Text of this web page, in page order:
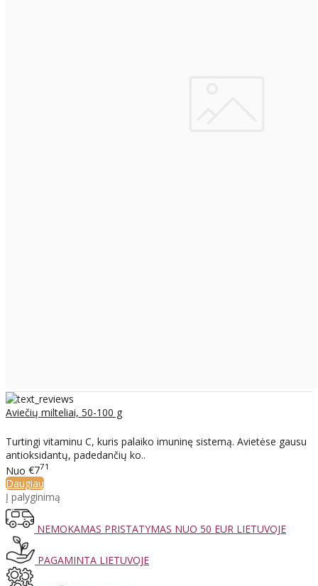
Aviečių milteliai, 50-100 g
Turtingi vitaminu C, kuris palaiko imuninę sistemą. Avietėse gausu
antioksidantų, padedančių ko..
Nuo €771
Daugiau
Į palyginimą
NEMOKAMAS PRISTATYMAS NUO 50 EUR LIETUVOJE
PAGAMINTA LIETUVOJE